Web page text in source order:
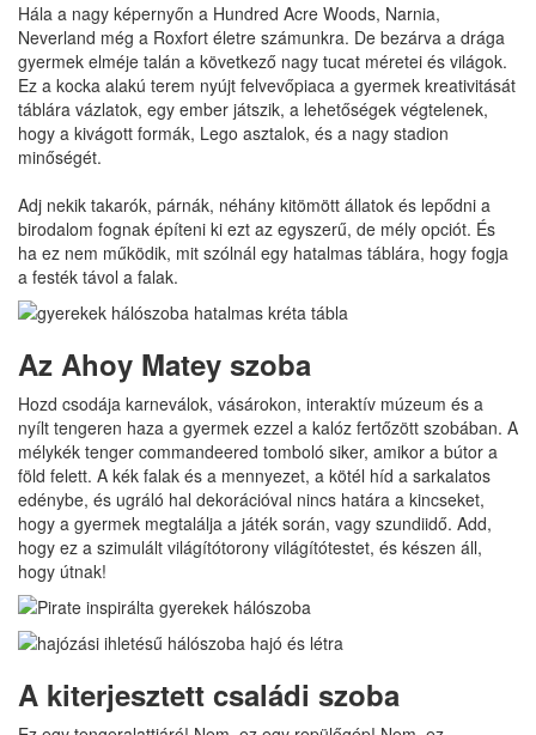
Hála a nagy képernyőn a Hundred Acre Woods, Narnia,
Neverland még a Roxfort életre számunkra. De bezárva a drága
gyermek elméje talán a következő nagy tucat méretei és világok.
Ez a kocka alakú terem nyújt felvevőpiaca a gyermek kreativitását
táblára vázlatok, egy ember játszik, a lehetőségek végtelenek,
hogy a kivágott formák, Lego asztalok, és a nagy stadion
minőségét.
Adj nekik takarók, párnák, néhány kitömött állatok és lepődni a
birodalom fognak építeni ki ezt az egyszerű, de mély opciót. És
ha ez nem működik, mit szólnál egy hatalmas táblára, hogy fogja
a festék távol a falak.
Az Ahoy Matey szoba
Hozd csodája karneválok, vásárokon, interaktív múzeum és a
nyílt tengeren haza a gyermek ezzel a kalóz fertőzött szobában. A
mélykék tenger commandeered tomboló siker, amikor a bútor a
föld felett. A kék falak és a mennyezet, a kötél híd a sarkalatos
edénybe, és ugráló hal dekorációval nincs határa a kincseket,
hogy a gyermek megtalálja a játék során, vagy szundiidő. Add,
hogy ez a szimulált világítótorony világítótestet, és készen áll,
hogy útnak!
A kiterjesztett családi szoba